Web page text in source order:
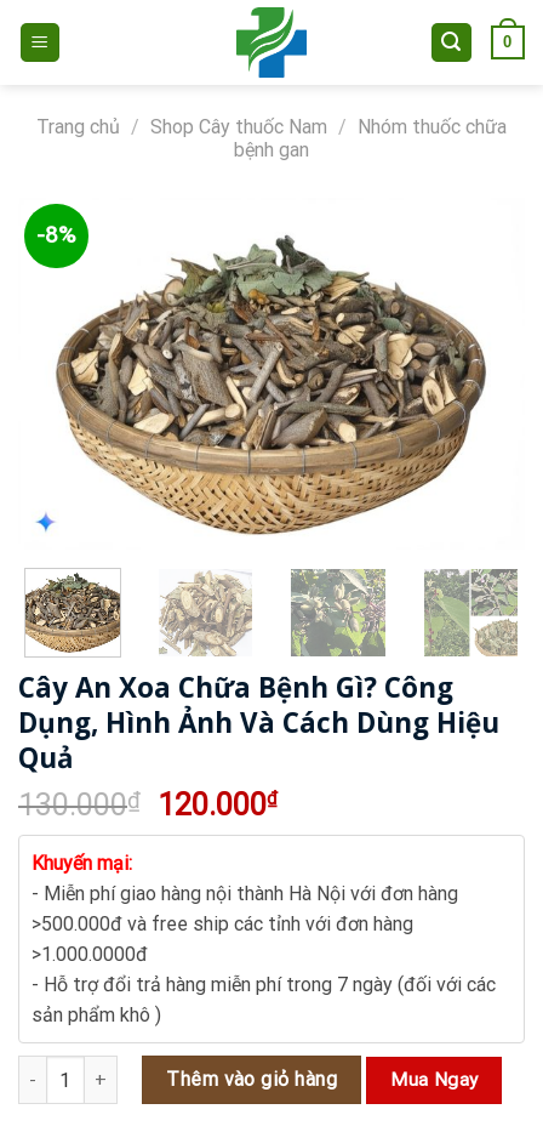
0
Trang chủ / Shop Cây thuốc Nam / Nhóm thuốc chữa
bệnh gan
-8%
Cây An Xoa Chữa Bệnh Gì? Công
Dụng, Hình Ảnh Và Cách Dùng Hiệu
Quả
130.000₫
Giá
gốc
130.000₫.
120.000₫Giá
hiện
là:
120.000₫.
Khuyến mại:
- Miễn phí giao hàng nội thành Hà Nội với đơn hàng
>500.000đ và free ship các tỉnh với đơn hàng
>1.000.0000đ
- Hỗ trợ đổi trả hàng miễn phí trong 7 ngày (đối với các
sản phẩm khô )
Cây An Xoa Chữa Bệnh Gì? Công Dụng, Hình Ảnh Và Cách Dùng
Thêm vào giỏ hàng Mua Ngay